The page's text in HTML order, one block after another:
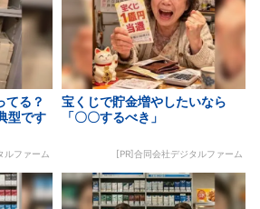
てる？
型です
ルファーム
宝くじで貯金増やしたいなら
「〇〇するべき」
[PR]合同会社デジタルファーム